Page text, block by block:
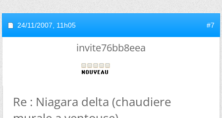
24/11/2007, 11h05 #7
invite76bb8eea
Re : Niagara delta (chaudiere